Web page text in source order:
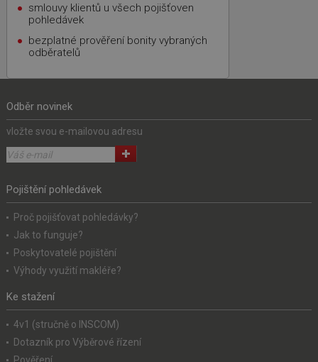
smlouvy klientů u všech pojišťoven
pohledávek
bezplatné prověření bonity vybraných
odběratelů
Odběr novinek
vložte svou e-mailovou adresu
Pojištění pohledávek
Proč pojišťovat pohledávky?
Jak to funguje?
Poskytovatelé pojištění
Výhody využití makléře?
Ke stažení
4v1 (stručně o INSCOM)
Dotazník pro Výběrové řízení
Pověření